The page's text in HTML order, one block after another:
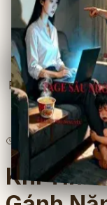
Full
lượt đọc 8
Khi Tình